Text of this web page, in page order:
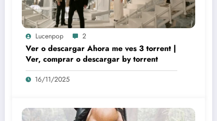
Lucenpop 2
Ver o descargar Ahora me ves 3 torrent |
Ver, comprar o descargar by torrent
16/11/2025